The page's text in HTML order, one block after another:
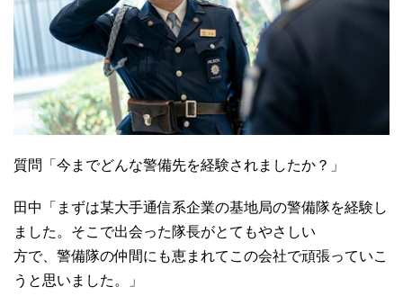
質問「今までどんな警備先を経験されましたか？」
田中「まずは某大手通信系企業の基地局の警備隊を経験し
ました。そこで出会った隊長がとてもやさしい
方で、警備隊の仲間にも恵まれてこの会社で頑張っていこ
うと思いました。」